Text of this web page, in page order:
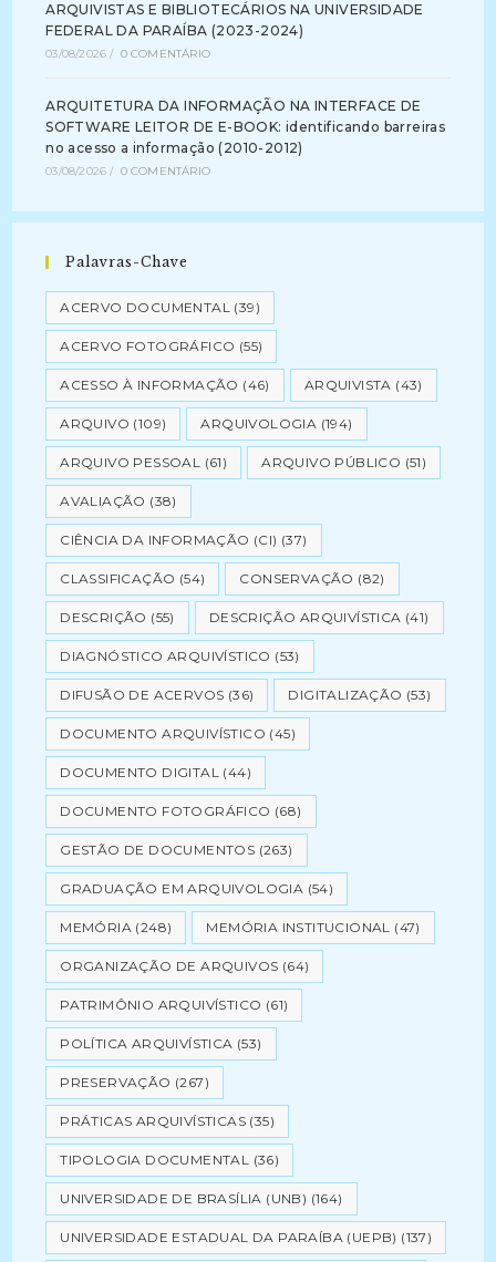
ARQUIVISTAS E BIBLIOTECÁRIOS NA UNIVERSIDADE
FEDERAL DA PARAÍBA (2023-2024)
03/08/2026 / 0 COMENTÁRIO
ARQUITETURA DA INFORMAÇÃO NA INTERFACE DE
SOFTWARE LEITOR DE E-BOOK: identificando barreiras
no acesso a informação (2010-2012)
03/08/2026 / 0 COMENTÁRIO
Palavras-Chave
ACERVO DOCUMENTAL (39)
ACERVO FOTOGRÁFICO (55)
ACESSO À INFORMAÇÃO (46) ARQUIVISTA (43)
ARQUIVO (109) ARQUIVOLOGIA (194)
ARQUIVO PESSOAL (61) ARQUIVO PÚBLICO (51)
AVALIAÇÃO (38)
CIÊNCIA DA INFORMAÇÃO (CI) (37)
CLASSIFICAÇÃO (54) CONSERVAÇÃO (82)
DESCRIÇÃO (55) DESCRIÇÃO ARQUIVÍSTICA (41)
DIAGNÓSTICO ARQUIVÍSTICO (53)
DIFUSÃO DE ACERVOS (36) DIGITALIZAÇÃO (53)
DOCUMENTO ARQUIVÍSTICO (45)
DOCUMENTO DIGITAL (44)
DOCUMENTO FOTOGRÁFICO (68)
GESTÃO DE DOCUMENTOS (263)
GRADUAÇÃO EM ARQUIVOLOGIA (54)
MEMÓRIA (248) MEMÓRIA INSTITUCIONAL (47)
ORGANIZAÇÃO DE ARQUIVOS (64)
PATRIMÔNIO ARQUIVÍSTICO (61)
POLÍTICA ARQUIVÍSTICA (53)
PRESERVAÇÃO (267)
PRÁTICAS ARQUIVÍSTICAS (35)
TIPOLOGIA DOCUMENTAL (36)
UNIVERSIDADE DE BRASÍLIA (UNB) (164)
UNIVERSIDADE ESTADUAL DA PARAÍBA (UEPB) (137)